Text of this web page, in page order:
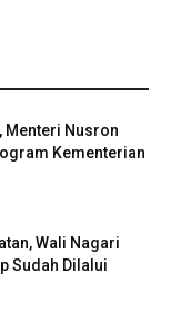
Menteri Nusron
Kementerian
Wali Nagari
Sudah Dilalui